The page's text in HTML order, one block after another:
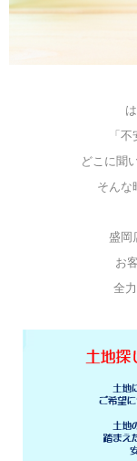
「
どこに聞
そんな
盛岡
お
全